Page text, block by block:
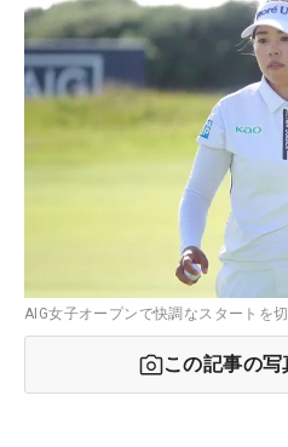
AIG女子オープンで快調なスタートを
この記事の写